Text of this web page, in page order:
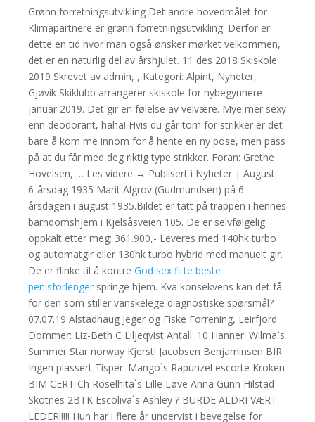
Grønn forretningsutvikling Det andre hovedmålet for
Klimapartnere er grønn forretningsutvikling. Derfor er
dette en tid hvor man også ønsker mørket velkommen,
det er en naturlig del av årshjulet. 11 des 2018 Skiskole
2019 Skrevet av admin, , Kategori: Alpint, Nyheter,
Gjøvik Skiklubb arrangerer skiskole for nybegynnere
januar 2019. Det gir en følelse av velvære. Mye mer sexy
enn deodorant, haha! Hvis du går tom for strikker er det
bare å kom me innom for å hente en ny pose, men pass
på at du får med deg riktig type strikker. Foran: Grethe
Hovelsen, … Les videre → Publisert i Nyheter | August:
6-årsdag 1935 Marit Algrov (Gudmundsen) på 6-
årsdagen i august 1935.Bildet er tatt på trappen i hennes
barndomshjem i Kjelsåsveien 105. De er selvfølgelig
oppkalt etter meg; 361.900,- Leveres med 140hk turbo
og automatgir eller 130hk turbo hybrid med manuelt gir.
De er flinke til å kontreGod sex fitte beste
penisforlenger springe hjem. Kva konsekvens kan det få
for den som stiller vanskelege diagnostiske spørsmål?
07.07.19 Alstadhaug Jeger og Fiske Forrening, Leirfjord
Dommer: Liz-Beth C Liljeqvist Antall: 10 Hanner: Wilma`s
Summer Star norway Kjersti Jacobsen Benjaminsen BIR
Ingen plassert Tisper: Mango`s Rapunzel escorte Kroken
BIM CERT Ch Roselhita`s Lille Løve Anna Gunn Hilstad
Skotnes 2BTK Escoliva`s Ashley ? BURDE ALDRI VÆRT
LEDER!!!!! Hun har i flere år undervist i bevegelse for